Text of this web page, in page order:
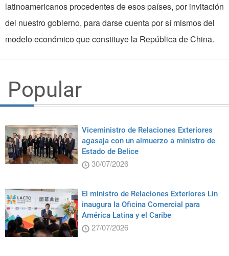
latinoamericanos procedentes de esos países, por invitación
del nuestro gobierno, para darse cuenta por sí mismos del
modelo económico que constituye la República de China.
Popular
Viceministro de Relaciones Exteriores
agasaja con un almuerzo a ministro de
Estado de Belice
30/07/2026
El ministro de Relaciones Exteriores Lin
inaugura la Oficina Comercial para
América Latina y el Caribe
27/07/2026